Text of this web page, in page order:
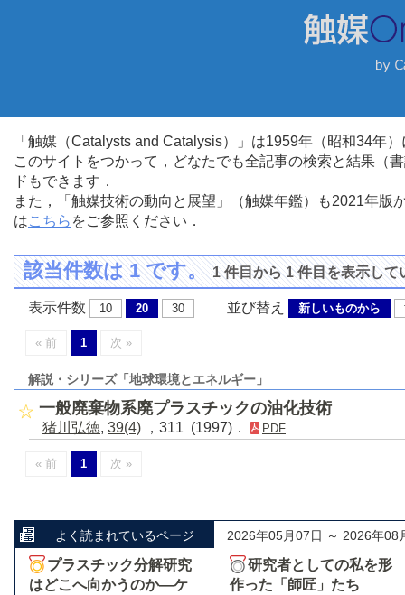
「触媒（Catalysts and Catalysis）」は1959年（昭和34年
このサイトをつかって，どなたでも全記事の検索と結果（
ドもできます．
また，「触媒技術の動向と展望」（触媒年鑑）も2021年
はこちら をご参照ください．
該当件数は 1 です。1 件目から 1 件目を表示して
表示件数 10 20 30 並び替え 新しいものから
« 前 1 次 »
解説・シリーズ「地球環境とエネルギー」
一般廃棄物系廃プラスチックの油化技術
猪川弘徳, 39(4) ，311 (1997)． PDF
« 前 1 次 »
よく読まれているページ 2026年05月07日 ～ 2026年08
プラスチック分解研究
はどこへ向かうのか―ケ
研究者としての私を形
作った「師匠」たち